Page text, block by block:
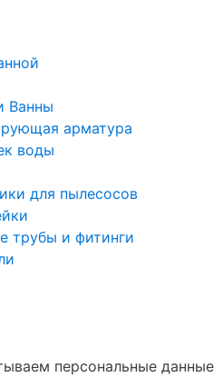
Ванны
арматура
воды
для пылесосов
трубы и фитинги
персональные данные